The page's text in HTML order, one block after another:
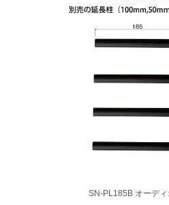
SN-PL185B オーデ